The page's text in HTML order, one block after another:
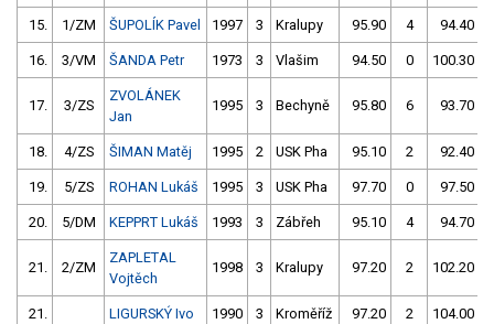
15. 1/ZM ŠUPOLÍK Pavel 1997 3 Kralupy 95.90 4 94.40
16. 3/VM ŠANDA Petr 1973 3 Vlašim 94.50 0 100.30
17. 3/ZS
ZVOLÁNEK
Jan
1995 3 Bechyně 95.80 6 93.70
18. 4/ZS ŠIMAN Matěj 1995 2 USK Pha 95.10 2 92.40
19. 5/ZS ROHAN Lukáš 1995 3 USK Pha 97.70 0 97.50
20. 5/DM KEPPRT Lukáš 1993 3 Zábřeh 95.10 4 94.70
21. 2/ZM
ZAPLETAL
Vojtěch
1998 3 Kralupy 97.20 2 102.20
21. LIGURSKÝ Ivo 1990 3 Kroměříž 97.20 2 104.00